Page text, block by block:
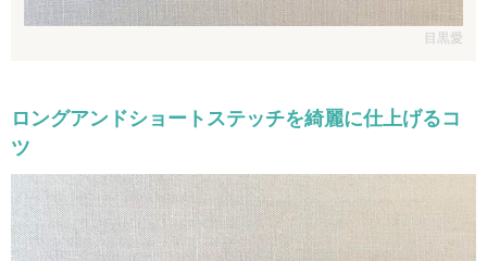
目黒愛
ロングアンドショートステッチを綺麗に仕上げるコ
ツ